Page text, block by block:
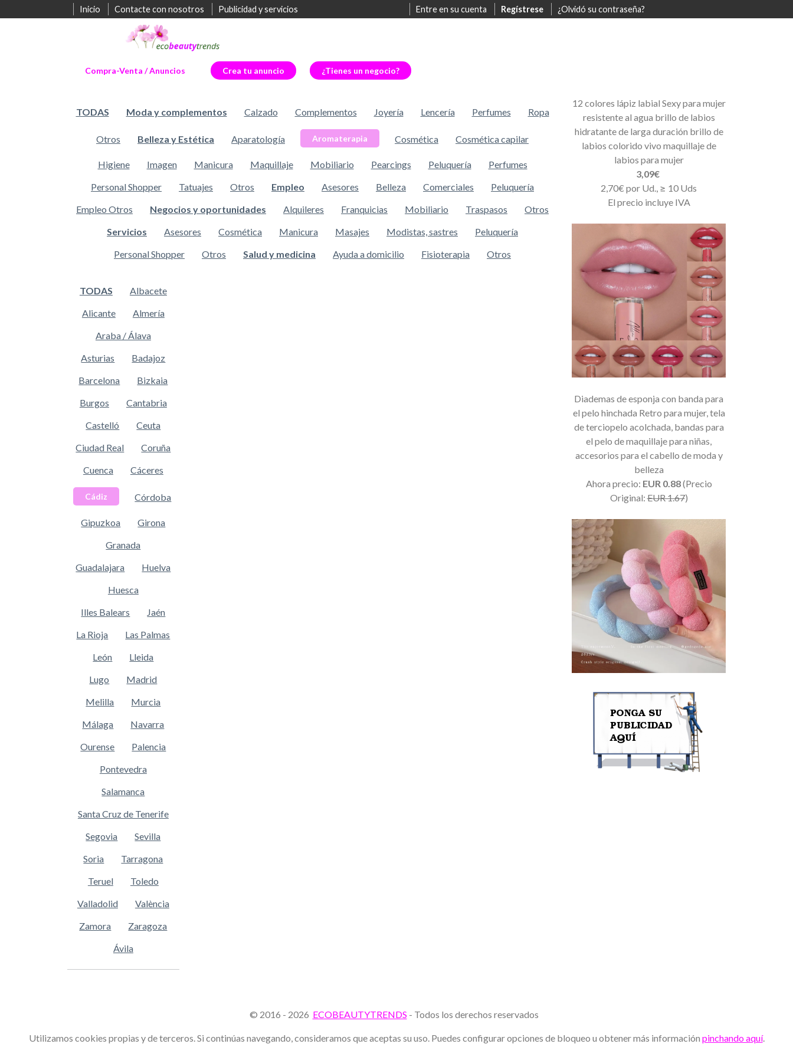
Inicio Contacte con nosotros Publicidad y servicios Entre en su cuenta Regístrese ¿Olvidó su contraseña?
Compra-Venta / Anuncios Crea tu anuncio ¿Tienes un negocio?
TODAS Moda y complementos Calzado Complementos Joyería Lencería Perfumes Ropa
Otros Belleza y Estética Aparatología Aromaterapia Cosmética Cosmética capilar
Higiene Imagen Manicura Maquillaje Mobiliario Pearcings Peluquería
Perfumes
Personal Shopper
Tatuajes Otros Empleo Asesores Belleza Comerciales
Peluquería
Empleo Otros
Negocios y oportunidades Alquileres Franquicias Mobiliario Traspasos
Otros
Servicios
Asesores Cosmética Manicura Masajes Modistas, sastres
Peluquería
Personal Shopper
Otros Salud y medicina Ayuda a domicilio Fisioterapia Otros
TODAS
Albacete
Alicante
Almería
Araba / Álava
Asturias
Badajoz
Barcelona
Bizkaia
Burgos
Cantabria
Castelló
Ceuta
Ciudad Real
Coruña
Cuenca
Cáceres
Cádiz Córdoba
Gipuzkoa
Girona
Granada
Guadalajara
Huelva
Huesca
Illes Balears
Jaén
La Rioja
Las Palmas
León
Lleida
Lugo
Madrid
Melilla
Murcia
Málaga
Navarra
Ourense
Palencia
Pontevedra
Salamanca
Santa Cruz de Tenerife
Segovia
Sevilla
Soria
Tarragona
Teruel
Toledo
Valladolid
València
Zamora
Zaragoza
Ávila
12 colores lápiz labial Sexy para mujer
resistente al agua brillo de labios
hidratante de larga duración brillo de
labios colorido vivo maquillaje de
labios para mujer
3,09€
2,70€ por Ud., ≥ 10 Uds
El precio incluye IVA
Diademas de esponja con banda para
el pelo hinchada Retro para mujer, tela
de terciopelo acolchada, bandas para
el pelo de maquillaje para niñas,
accesorios para el cabello de moda y
belleza
Ahora precio: EUR 0.88(Precio
Original:EUR 1.67)
© 2016 - 2026 ECOBEAUTYTRENDS - Todos los derechos reservados
Utilizamos cookies propias y de terceros. Si continúas navegando, consideramos que aceptas su uso. Puedes configurar opciones de bloqueo u obtener más información pinchando aquí.